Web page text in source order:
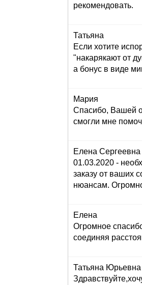
рекомендовать.
Татьяна
Если хотите
"накарякают от
а бонус в виде
Мария
Спасибо, Вашей
смогли мне
Елена Сергеевна
01.03.2020 -
заказу от ваших
нюансам.
Елена
Огромное
соединяя
Татьяна Юрьевна